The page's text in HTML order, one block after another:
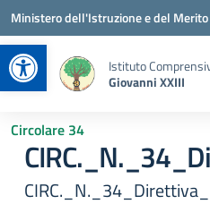
Apri la barra
Vai ai contenuti
Vai al menu di navigazione
Vai al footer
Ministero dell'Istruzione e del Merito
Istituto
Giovanni XXIII
Circolare 34